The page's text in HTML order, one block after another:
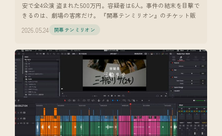
安で全4公演 盗まれた500万円。容疑者は6人。事件の結末を目撃で
きるのは、劇場の客席だけ。 『開幕テンミリオン』のチケット販
2026.05.24 開幕テンミリオン